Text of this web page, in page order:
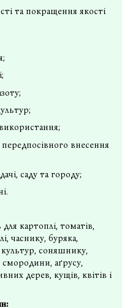
та покращення якості
внесення
саду та городу;
картоплі, томатів,
часнику, буряка,
соняшнику,
аґрусу,
дерев, кущів, квітів і